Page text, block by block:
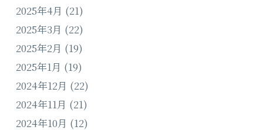
2025年4月 (21)
2025年3月 (22)
2025年2月 (19)
2025年1月 (19)
2024年12月 (22)
2024年11月 (21)
2024年10月 (12)